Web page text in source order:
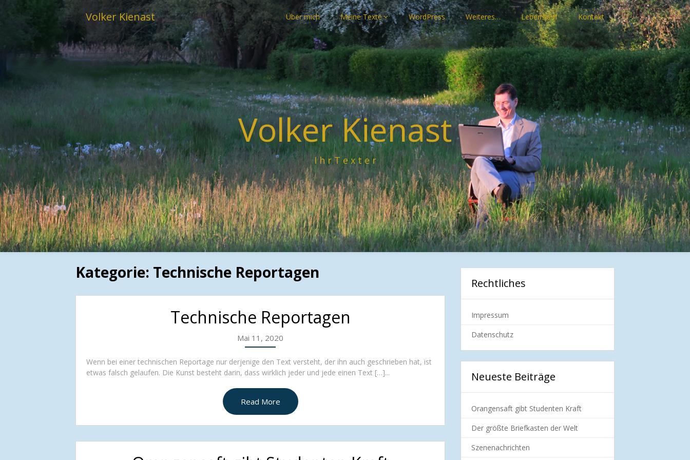
Volker Kienast Über mich Meine Texte WordPress Weiteres… Lebenslauf Kontakt
Volker Kienast
I h r T e x t e r
Kategorie: Technische Reportagen
Technische Reportagen
Mai 11, 2020
Wenn bei einer technischen Reportage nur derjenige den Text versteht, der ihn auch geschrieben hat, ist
etwas falsch gelaufen. Die Kunst besteht darin, dass wirklich jeder und jede einen Text […]...
Read More
Rechtliches
Impressum
Datenschutz
Neueste Beiträge
Orangensaft gibt Studenten Kraft
Der größte Briefkasten der Welt
Szenenachrichten